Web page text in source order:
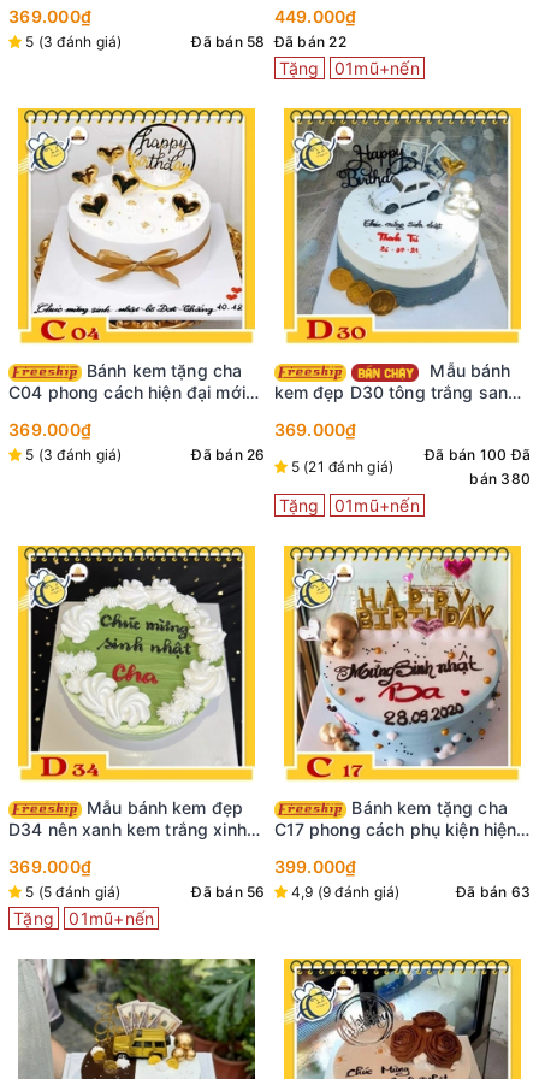
nhật đẹp
369.000₫
5 (3 đánh giá) Đã bán 58
449.000₫
Đã bán 22
Tặng 01mũ+nến
Bánh kem tặng cha
C04 phong cách hiện đại mới
trend
369.000₫
5 (3 đánh giá) Đã bán 26
kem đẹp D30 tông trắng sang
369.000₫
5 (21 đánh giá)
Đã bán 100 Đã
bán 380
Tặng 01mũ+nến
Mẫu bánh kem đẹp
D34 nên xanh kem trắng xinh
369.000₫
5 (5 đánh giá) Đã bán 56
Tặng 01mũ+nến
C17 phong cách phụ kiện hiện
399.000₫
4,9 (9 đánh giá) Đã bán 63